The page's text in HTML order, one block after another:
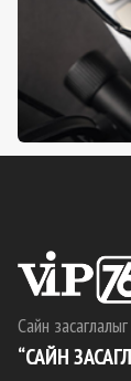
Сайн засаглалыг
“САЙН